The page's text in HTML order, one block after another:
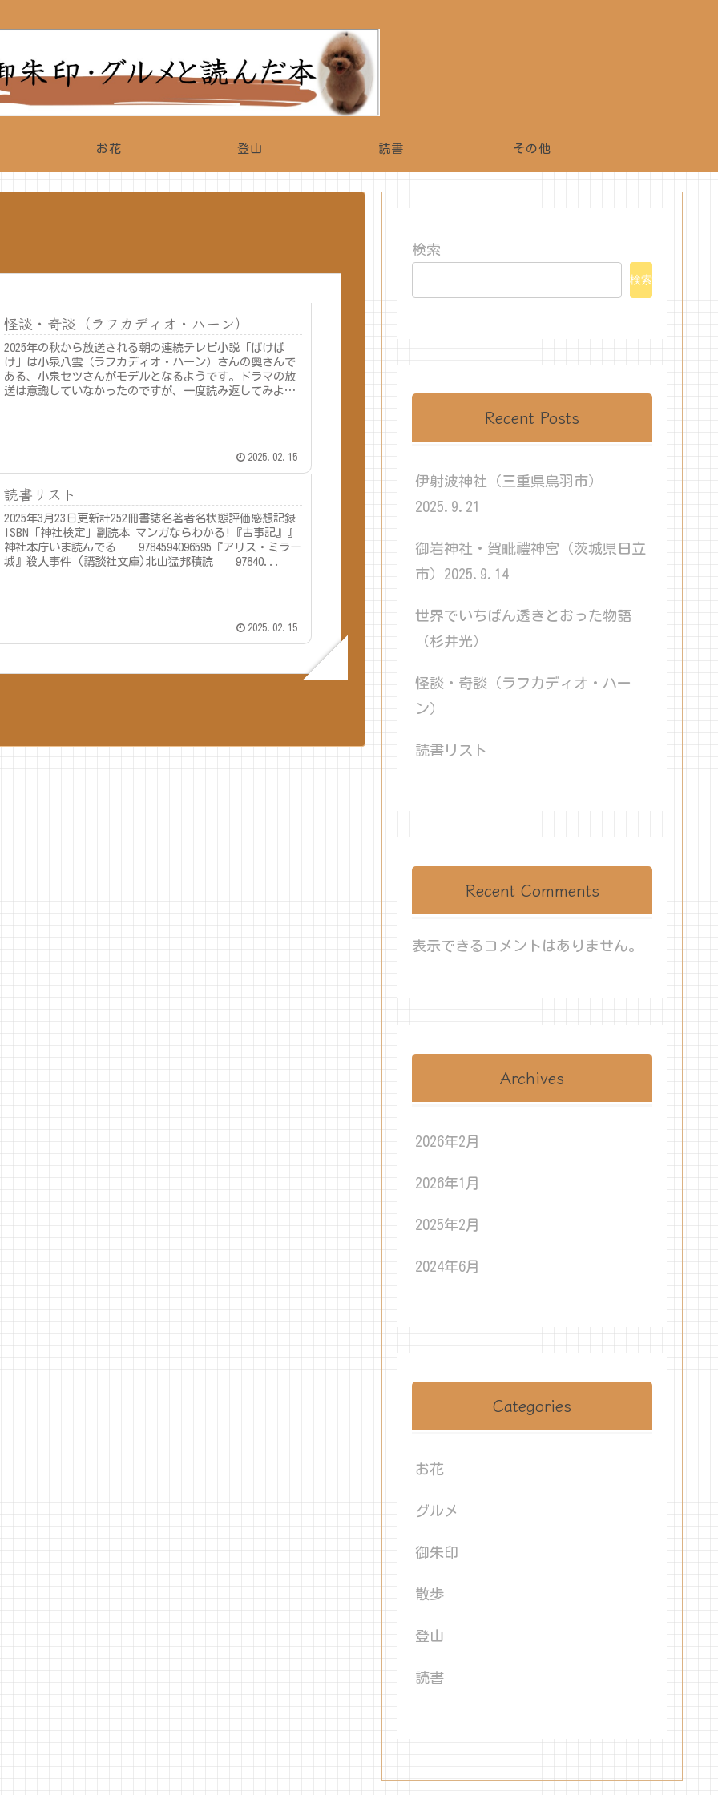
お花 登山 読書 その他
怪談・奇談（ラフカディオ・ハーン）
2025年の秋から放送される朝の連続テレビ小説「ばけば
け」は小泉八雲（ラフカディオ・ハーン）さんの奥さんで
ある、小泉セツさんがモデルとなるようです。ドラマの放
送は意識していなかったのですが、一度読み返してみよう
2025.02.15
読書リスト
2025年3月23日更新計252冊書誌名著者名状態評価感想記録
ISBN「神社検定」副読本 マンガならわかる!『古事記』』
神社本庁いま読んでる 9784594096595『アリス・ミラー
城』殺人事件 (講談社文庫)北山猛邦積読 97840...
2025.02.15
検索
検索
Recent Posts
伊射波神社（三重県鳥羽市）
2025.9.21
御岩神社・賀毗禮神宮（茨城県日立
市）2025.9.14
世界でいちばん透きとおった物語
（杉井光）
怪談・奇談（ラフカディオ・ハー
ン）
読書リスト
Recent Comments
表示できるコメントはありません。
Archives
2026年2月
2026年1月
2025年2月
2024年6月
Categories
お花
グルメ
御朱印
散歩
登山
読書